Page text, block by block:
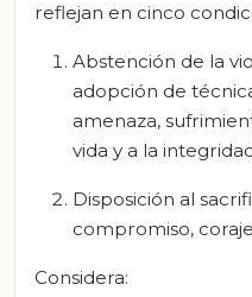
reflejan en cinco
Abstención de la
adopción de
amenaza,
vida y a la
Disposición al
compromiso,
Considera: